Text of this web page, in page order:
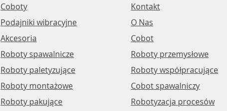
Coboty
Podajniki wibracyjne
Akcesoria
Roboty spawalnicze
Roboty paletyzujące
Roboty montażowe​​
Roboty pakujące
Kontakt
O Nas
Cobot
Roboty przemysłowe
Roboty współpracujące
Cobot spawalniczy
Robotyzacja procesów